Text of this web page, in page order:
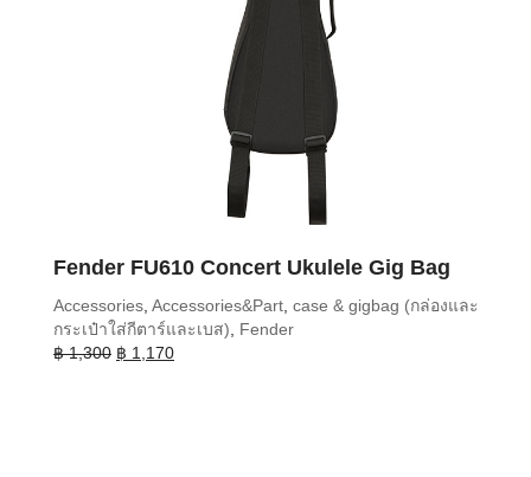
Fender FU610 Concert Ukulele Gig Bag
Accessories, Accessories&Part, case & gigbag (กล่องและ
กระเป๋าใส่กีตาร์และเบส), Fender
฿1,300 Original
฿ 1,170Current